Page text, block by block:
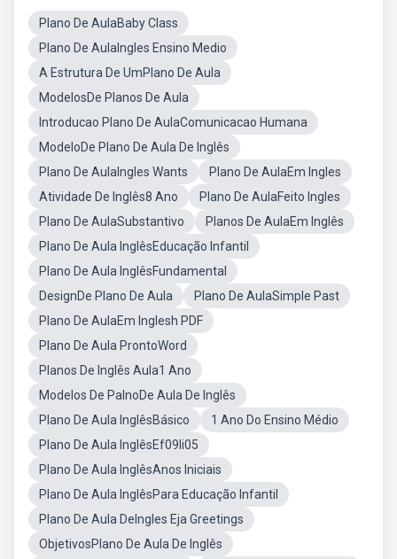
Plano De AulaBaby Class
Plano De AulaIngles Ensino Medio
A Estrutura De UmPlano De Aula
ModelosDe Planos De Aula
Introducao Plano De AulaComunicacao Humana
ModeloDe Plano De Aula De Inglês
Plano De AulaIngles Wants
Plano De AulaEm Ingles
Atividade De Inglês8 Ano
Plano De AulaFeito Ingles
Plano De AulaSubstantivo
Planos De AulaEm Inglês
Plano De Aula InglêsEducação Infantil
Plano De Aula InglêsFundamental
DesignDe Plano De Aula
Plano De AulaSimple Past
Plano De AulaEm Inglesh PDF
Plano De Aula ProntoWord
Planos De Inglês Aula1 Ano
Modelos De PalnoDe Aula De Inglês
Plano De Aula InglêsBásico
1 Ano Do Ensino Médio
Plano De Aula InglêsEf09li05
Plano De Aula InglêsAnos Iniciais
Plano De Aula InglêsPara Educação Infantil
Plano De Aula DeIngles Eja Greetings
ObjetivosPlano De Aula De Inglês